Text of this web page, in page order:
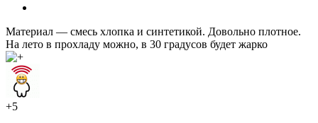
Материал — смесь хлопка и синтетикой. Довольно плотное.
На лето в прохладу можно, в 30 градусов будет жарко
+5